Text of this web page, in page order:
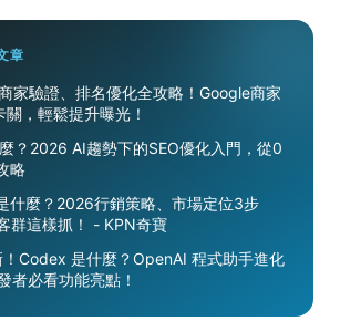
章
家驗證、排名優化全攻略！Google商家
，輕鬆提升曝光！
？2026 AI趨勢下的SEO優化入門，從0
略
什麼？2026行銷策略、市場定位3步
群這樣抓！ - KPN奇寶
Codex 是什麼？OpenAI 程式助手進化
者必看功能亮點！